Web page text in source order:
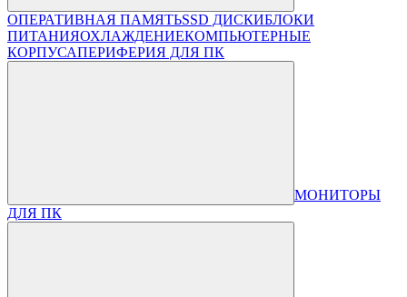
ОПЕРАТИВНАЯ ПАМЯТЬSSD ДИСКИБЛОКИ
ПИТАНИЯОХЛАЖДЕНИЕКОМПЬЮТЕРНЫЕ
КОРПУСАПЕРИФЕРИЯ ДЛЯ ПК
МОНИТОРЫ
ДЛЯ ПК